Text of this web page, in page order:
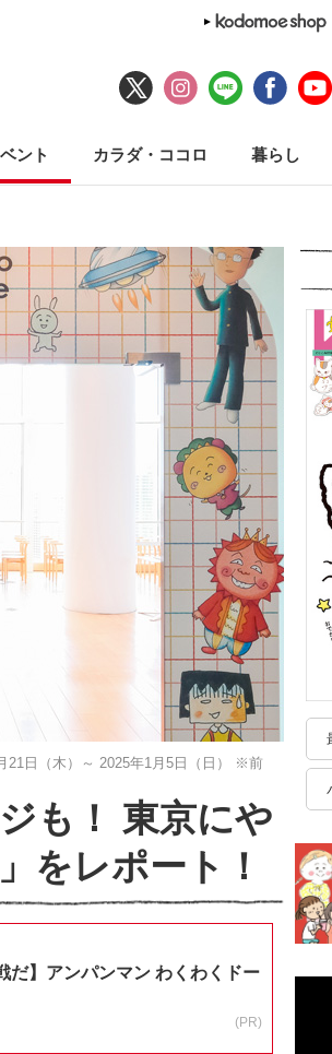
ント カラダ・ココロ 暮らし
21日（木）～ 2025年1月5日（日） ※前
も！ 東京にや
をレポート！
だ】アンパンマン わくわくドー
(PR)